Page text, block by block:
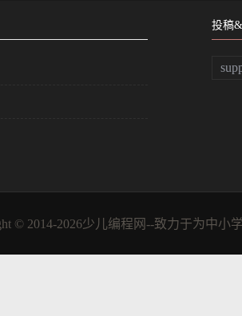
投稿
© 2014-2026少儿编程网--致力于为中